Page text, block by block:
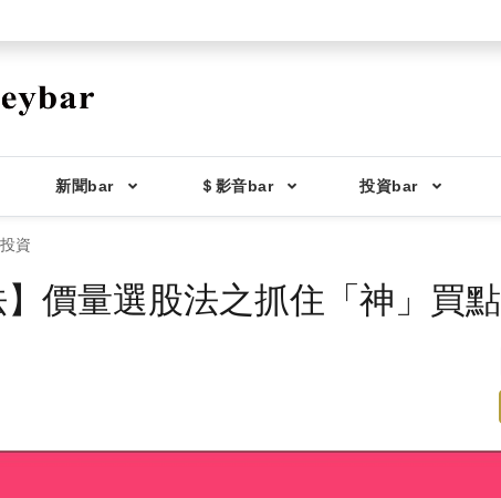
新聞bar ＄影音bar 投資bar
資
】價量選股法之抓住「神」買點